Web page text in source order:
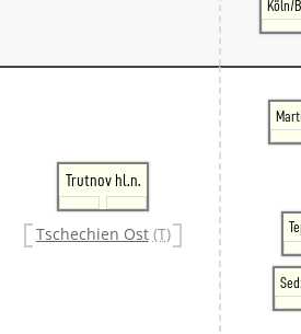
Köln/
Trutnov hl.n.
Tschechien Ost (T)